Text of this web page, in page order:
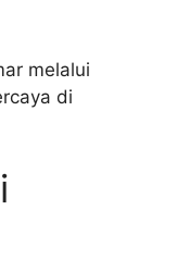
melalui
di